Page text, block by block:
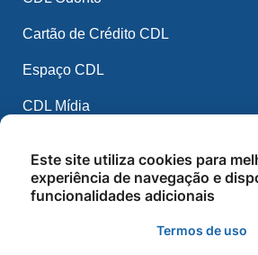
Cartão de Crédito CDL
Espaço CDL
CDL Mídia
Balcão de Empregos
Este site utiliza cookies para
experiência de navegação e
funcionalidades adicionais
Termos de uso